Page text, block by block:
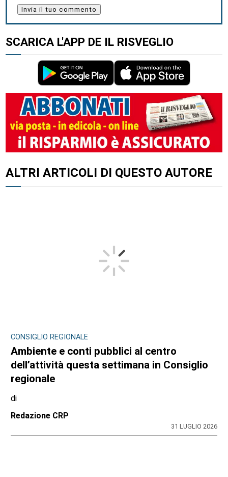
SCARICA L'APP DE IL RISVEGLIO
ALTRI ARTICOLI DI QUESTO AUTORE
CONSIGLIO REGIONALE
Ambiente e conti pubblici al centro
dell’attività questa settimana in Consiglio
regionale
di
Redazione CRP
31 LUGLIO 2026